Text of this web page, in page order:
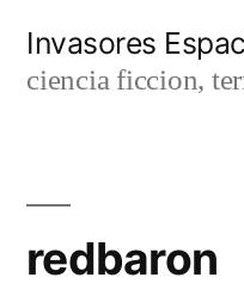
Invasores
ciencia ficcion,
redbaron